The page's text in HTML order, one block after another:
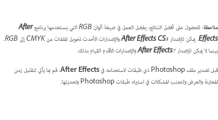
ملاحظة: للحصول على أفضل النتائج، يفضل العمل في صيغة ألوان RGB التي يستخدمها برنامج
After
Effects. يمكن للإصدارAfter Effects CS3
والإصدارات الأحدث تحويل الملفات من CMYK إلى RGB.
بينما لا يمكن للإصدار After Effects7 والإصدارات الأقدم القيام بذلك.
قبل تصدير ملف Photoshop ذي طبقات لاستخدامه في
After Effects، قم بما يأتي لتقليل زمن
المعاينة والعرض ولتجنب المشكلات في استيراد طبقات Photoshop وتحديثها.